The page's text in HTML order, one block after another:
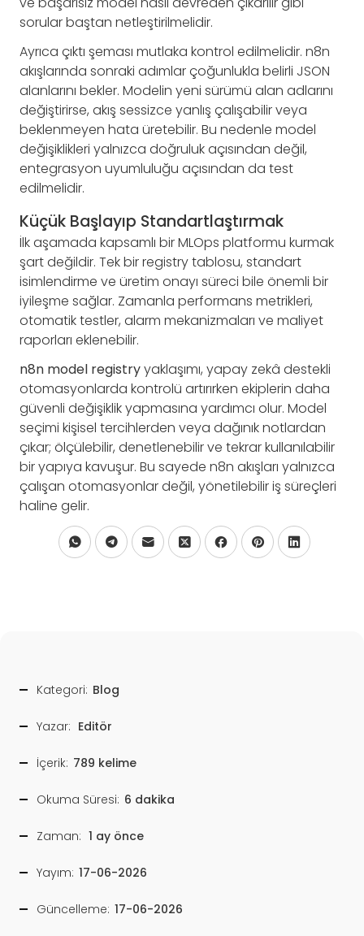
sorular baştan netleştirilmelidir.
Ayrıca çıktı şeması mutlaka kontrol edilmelidir. n8n
akışlarında sonraki adımlar çoğunlukla belirli JSON
alanlarını bekler. Modelin yeni sürümü alan adlarını
değiştirirse, akış sessizce yanlış çalışabilir veya
beklenmeyen hata üretebilir. Bu nedenle model
değişiklikleri yalnızca doğruluk açısından değil,
entegrasyon uyumluluğu açısından da test
edilmelidir.
Küçük Başlayıp Standartlaştırmak
İlk aşamada kapsamlı bir MLOps platformu kurmak
şart değildir. Tek bir registry tablosu, standart
isimlendirme ve üretim onayı süreci bile önemli bir
iyileşme sağlar. Zamanla performans metrikleri,
otomatik testler, alarm mekanizmaları ve maliyet
raporları eklenebilir.
n8n model registryyaklaşımı, yapay zekâ destekli
otomasyonlarda kontrolü artırırken ekiplerin daha
güvenli değişiklik yapmasına yardımcı olur. Model
seçimi kişisel tercihlerden veya dağınık notlardan
çıkar; ölçülebilir, denetlenebilir ve tekrar kullanılabilir
bir yapıya kavuşur. Bu sayede n8n akışları yalnızca
çalışan otomasyonlar değil, yönetilebilir iş süreçleri
haline gelir.
Kategori: Blog
Yazar: Editör
İçerik: 789 kelime
Okuma Süresi: 6 dakika
Zaman: 1 ay önce
Yayım: 17-06-2026
Güncelleme: 17-06-2026